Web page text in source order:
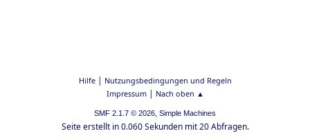
Hilfe| Nutzungsbedingungen und Regeln
Impressum| Nach oben ▲
SMF 2.1.7 © 2026, Simple Machines
Seite erstellt in 0.060 Sekunden mit 20 Abfragen.